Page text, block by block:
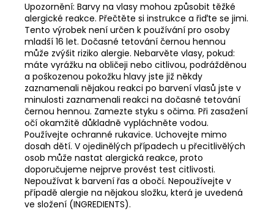
Upozornění: Barvy na vlasy mohou způsobit těžké
alergické reakce. Přečtěte si instrukce a řiďte se jimi.
Tento výrobek není určen k používání pro osoby
mladší 16 let. Dočasné tetování černou hennou
může zvýšit riziko alergie. Nebarvěte vlasy, pokud:
máte vyrážku na obličeji nebo citlivou, podrážděnou
a poškozenou pokožku hlavy jste již někdy
zaznamenali nějakou reakci po barvení vlasů jste v
minulosti zaznamenali reakci na dočasné tetování
černou hennou. Zamezte styku s očima. Při zasažení
očí okamžitě důkladně vypláchněte vodou.
Používejte ochranné rukavice. Uchovejte mimo
dosah dětí. V ojedinělých případech u přecitlivělých
osob může nastat alergická reakce, proto
doporučujeme nejprve provést test citlivosti.
Nepoužívat k barvení řas a obočí. Nepoužívejte v
případě alergie na nějakou složku, která je uvedená
ve složení (INGREDIENTS).